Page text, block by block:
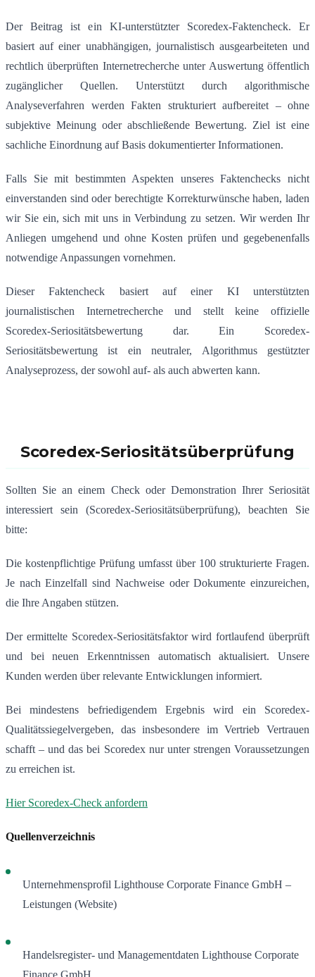
Der Beitrag ist ein KI-unterstützter Scoredex-Faktencheck. Er
basiert auf einer unabhängigen, journalistisch ausgearbeiteten und
rechtlich überprüften Internetrecherche unter Auswertung öffentlich
zugänglicher Quellen. Unterstützt durch algorithmische
Analyseverfahren werden Fakten strukturiert aufbereitet – ohne
subjektive Meinung oder abschließende Bewertung. Ziel ist eine
sachliche Einordnung auf Basis dokumentierter Informationen.
Falls Sie mit bestimmten Aspekten unseres Faktenchecks nicht
einverstanden sind oder berechtigte Korrekturwünsche haben, laden
wir Sie ein, sich mit uns in Verbindung zu setzen. Wir werden Ihr
Anliegen umgehend und ohne Kosten prüfen und gegebenenfalls
notwendige Anpassungen vornehmen.
Dieser Faktencheck basiert auf einer KI unterstützten
journalistischen Internetrecherche und stellt keine offizielle
Scoredex-Seriositätsbewertung dar. Ein Scoredex-
Seriositätsbewertung ist ein neutraler, Algorithmus gestützter
Analyseprozess, der sowohl auf- als auch abwerten kann.
Scoredex-Seriositätsüberprüfung
Sollten Sie an einem Check oder Demonstration Ihrer Seriosität
interessiert sein (Scoredex-Seriositätsüberprüfung), beachten Sie
bitte:
Die kostenpflichtige Prüfung umfasst über 100 strukturierte Fragen.
Je nach Einzelfall sind Nachweise oder Dokumente einzureichen,
die Ihre Angaben stützen.
Der ermittelte Scoredex-Seriositätsfaktor wird fortlaufend überprüft
und bei neuen Erkenntnissen automatisch aktualisiert. Unsere
Kunden werden über relevante Entwicklungen informiert.
Bei mindestens befriedigendem Ergebnis wird ein Scoredex-
Qualitätssiegelvergeben, das insbesondere im Vertrieb Vertrauen
schafft – und das bei Scoredex nur unter strengen Voraussetzungen
zu erreichen ist.
Hier Scoredex-Check anfordern
Quellenverzeichnis
Unternehmensprofil Lighthouse Corporate Finance GmbH –
Leistungen (Website)
Handelsregister- und Managementdaten Lighthouse Corporate